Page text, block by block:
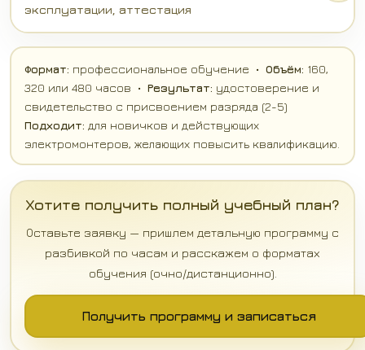
эксплуатации, аттестация
Формат: профессиональное обучение • Объём: 160,
320 или 480 часов • Результат: удостоверение и
свидетельство с присвоением разряда (2-5)
Подходит: для новичков и действующих
электромонтеров, желающих повысить квалификацию.
Хотите получить полный учебный план?
Оставьте заявку — пришлем детальную программу с
разбивкой по часам и расскажем о форматах
обучения (очно/дистанционно).
Получить программу и записаться